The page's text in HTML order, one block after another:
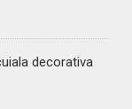
decorativa